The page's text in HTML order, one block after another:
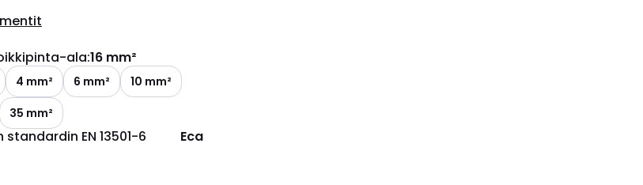
ala:16 mm²
4 mm² 6 mm²
10 mm²
35 mm²
EN 13501-6
Eca